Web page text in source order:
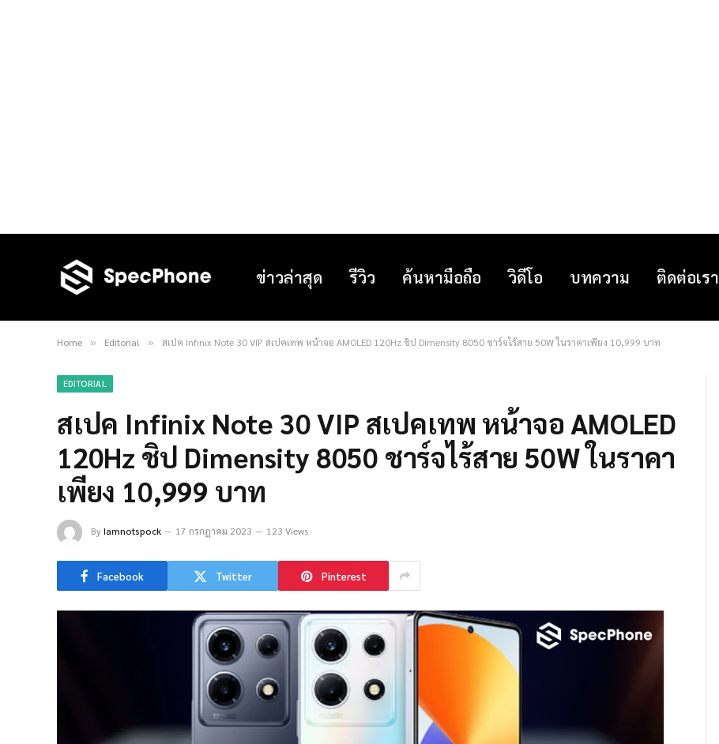
ข่าวล่าสุด รีวิว ค้นหามือถือ วิดีโอ บทความ ติดต่อเรา
Home » Editorial » สเปค Infinix Note 30 VIP สเปคเทพ หน้าจอ AMOLED 120Hz ชิป Dimensity 8050 ชาร์จไร้สาย 50W ในราคาเพียง 10,999 บาท
EDITORIAL
สเปค Infinix Note 30 VIP สเปคเทพ หน้าจอ AMOLED
120Hz ชิป Dimensity 8050 ชาร์จไร้สาย 50W ในราคา
เพียง 10,999 บาท
ByIamnotspock 17 กรกฎาคม 2023 123 Views
Facebook Twitter Pinterest